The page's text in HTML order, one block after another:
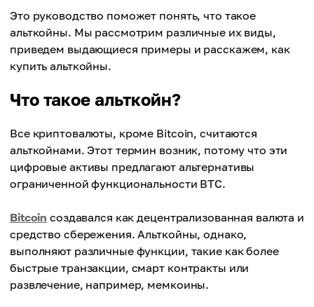
Это руководство поможет понять, что такое
альткойны. Мы рассмотрим различные их виды,
приведем выдающиеся примеры и расскажем, как
купить альткойны.
Что такое альткойн?
Все криптовалюты, кроме Bitcoin, считаются
альткойнами. Этот термин возник, потому что эти
цифровые активы предлагают альтернативы
ограниченной функциональности BTC.
Bitcoin создавался как децентрализованная валюта и
средство сбережения. Альткойны, однако,
выполняют различные функции, такие как более
быстрые транзакции, смарт контракты или
развлечение, например, мемкоины.